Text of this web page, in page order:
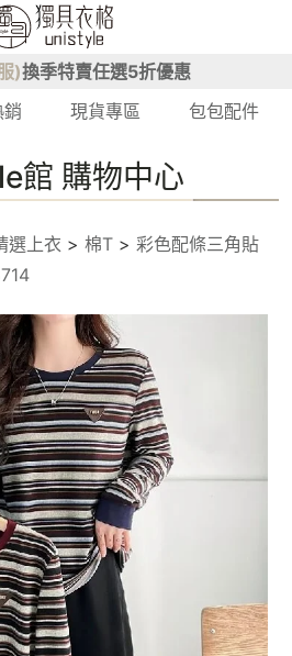
)換季特賣任選5折優惠
銷 現貨專區 包包配件
館 購物中心
選上衣 > 棉T > 彩色配條三角貼